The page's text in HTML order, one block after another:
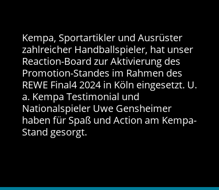
Kempa, Sportartikler und Ausrüster
zahlreicher Handballspieler, hat unser
Reaction-Board zur Aktivierung des
Promotion-Standes im Rahmen des
REWE Final4 2024 in Köln eingesetzt. U.
a. Kempa Testimonial und
Nationalspieler Uwe Gensheimer
haben für Spaß und Action am Kempa-
Stand gesorgt.